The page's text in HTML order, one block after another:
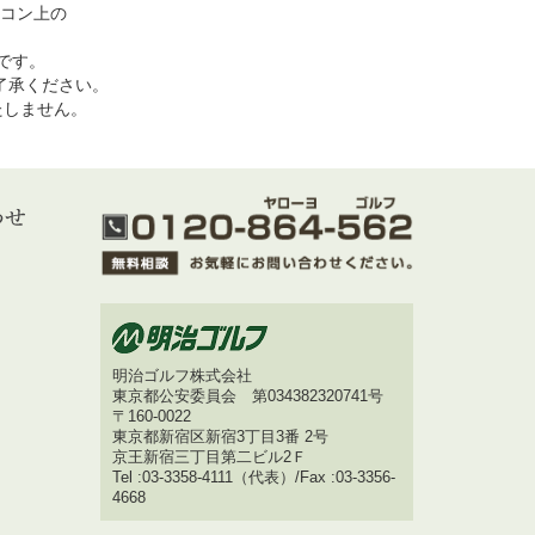
ン上の
。
ください。
ません。
明治ゴルフ株式会社
東京都公安委員会 第034382320741号
〒160-0022
東京都新宿区新宿3丁目3番 2号
京王新宿三丁目第二ビル2Ｆ
Tel :03-3358-4111（代表）/Fax :03-3356-
4668